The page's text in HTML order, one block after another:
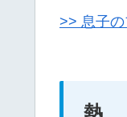
>> 息子
熱